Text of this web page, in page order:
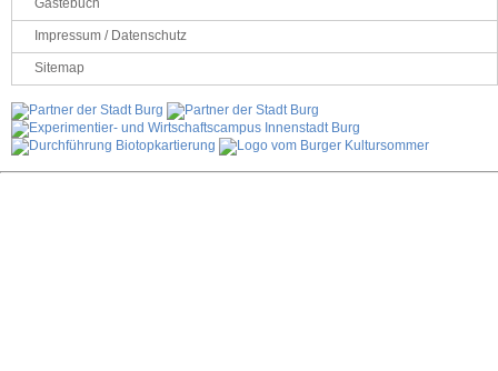
Gästebuch
Impressum / Datenschutz
Sitemap